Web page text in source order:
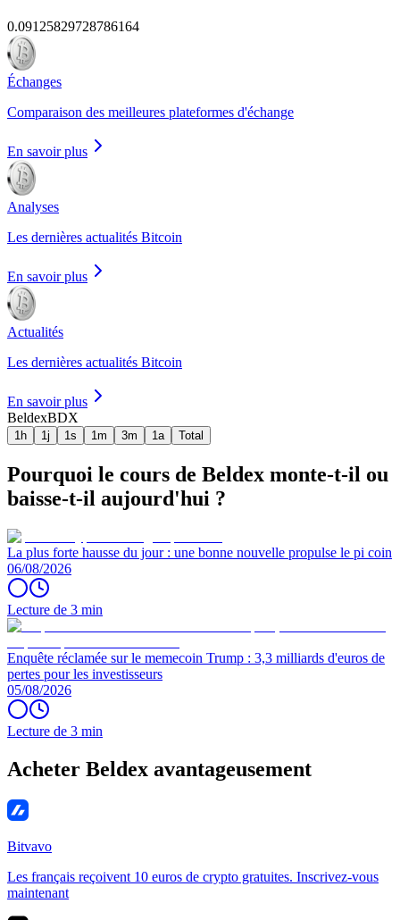
0.09125829728786164
Échanges
Comparaison des meilleures plateformes d'échange
En savoir plus
Analyses
Les dernières actualités Bitcoin
En savoir plus
Actualités
Les dernières actualités Bitcoin
En savoir plus
BeldexBDX
1h 1j 1s 1m 3m 1a Total
Pourquoi le cours de Beldex monte-t-il ou
baisse-t-il aujourd'hui ?
La plus forte hausse du jour : une bonne nouvelle propulse le pi coin
06/08/2026
Lecture de 3 min
Enquête réclamée sur le memecoin Trump : 3,3 milliards d'euros de
pertes pour les investisseurs
05/08/2026
Lecture de 3 min
Acheter Beldex avantageusement
Bitvavo
Les français reçoivent 10 euros de crypto gratuites. Inscrivez-vous
maintenant